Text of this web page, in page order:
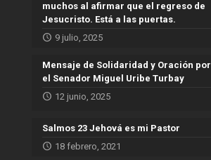
muchos al afirmar que el regreso de
Jesucristo. Está a las puertas.
9 julio, 2025
Mensaje de Solidaridad y Oración por
el Senador Miguel Uribe Turbay
12 junio, 2025
Salmos 23 Jehová es mi Pastor
18 febrero, 2021